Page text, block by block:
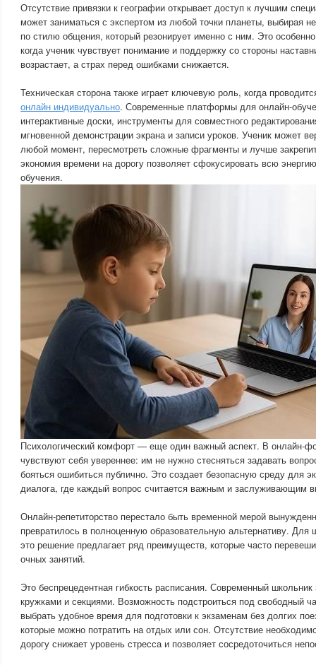
Отсутствие привязки к географии открывает доступ к лучшим
может заниматься с экспертом из любой точки планеты, выбирая
по стилю общения, который резонирует именно с ним. Это
когда ученик чувствует понимание и поддержку со стороны
возрастает, а страх перед ошибками снижается.
Техническая сторона также играет ключевую роль, когда
онлайн индивидуально. Современные платформы для онлайн-
интерактивные доски, инструменты для совместного
мгновенной демонстрации экрана и записи уроков. Ученик может
любой момент, пересмотреть сложные фрагменты и лучше
экономия времени на дорогу позволяет сфокусировать всю
обучения.
Психологический комфорт — еще один важный аспект. В онлайн-
чувствуют себя увереннее: им не нужно стесняться задавать
бояться ошибиться публично. Это создает безопасную среду для
диалога, где каждый вопрос считается важным и заслуживающим
Онлайн-репетиторство перестало быть временной мерой
превратилось в полноценную образовательную альтернативу. Для
это решение предлагает ряд преимуществ, которые часто
очных занятий.
Это беспрецедентная гибкость расписания. Современный
кружками и секциями. Возможность подстроиться под свободный
выбрать удобное время для подготовки к экзаменам без долгих
которые можно потратить на отдых или сон. Отсутствие
дорогу снижает уровень стресса и позволяет сосредоточиться